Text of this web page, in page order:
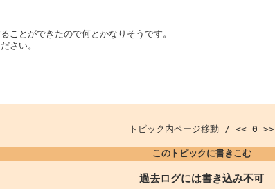
ことができたので何とかなりそうです。
さい。
トピック内ページ移動 / << 0 >>
このトピックに書きこむ
過去ログには書き込み不可